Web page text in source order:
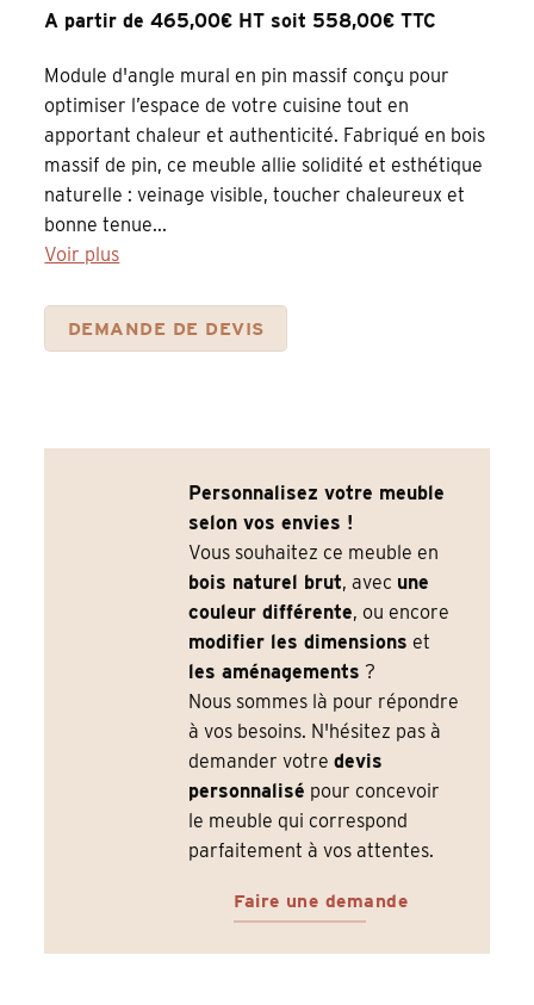
A partir de 465,00€ HT soit 558,00€ TTC
Module d'angle mural en pin massif conçu pour
optimiser l’espace de votre cuisine tout en
apportant chaleur et authenticité. Fabriqué en bois
massif de pin, ce meuble allie solidité et esthétique
naturelle : veinage visible, toucher chaleureux et
bonne tenue...
Voir plus
DEMANDE DE DEVIS
Personnalisez votre meuble
selon vos envies !
Vous souhaitez ce meuble en
bois naturel brut, avec une
couleur différente, ou encore
modifier les dimensions et
les aménagements ?
Nous sommes là pour répondre
à vos besoins. N'hésitez pas à
demander votredevis
personnalisé pour concevoir
le meuble qui correspond
parfaitement à vos attentes.
Faire une demande